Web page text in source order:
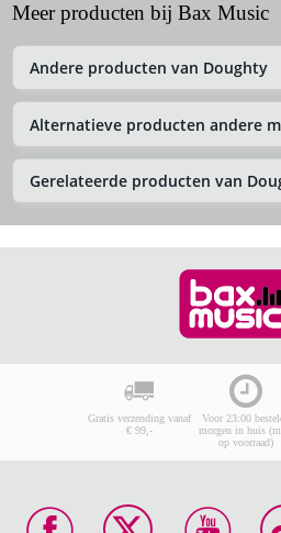
Meer producten bij Bax Music
Andere producten van Doughty
Alternatieve producten andere
Gerelateerde producten van
Gratis verzending vanaf
€ 99,-
Voor 23:00
morgen in huis
op voorraad)